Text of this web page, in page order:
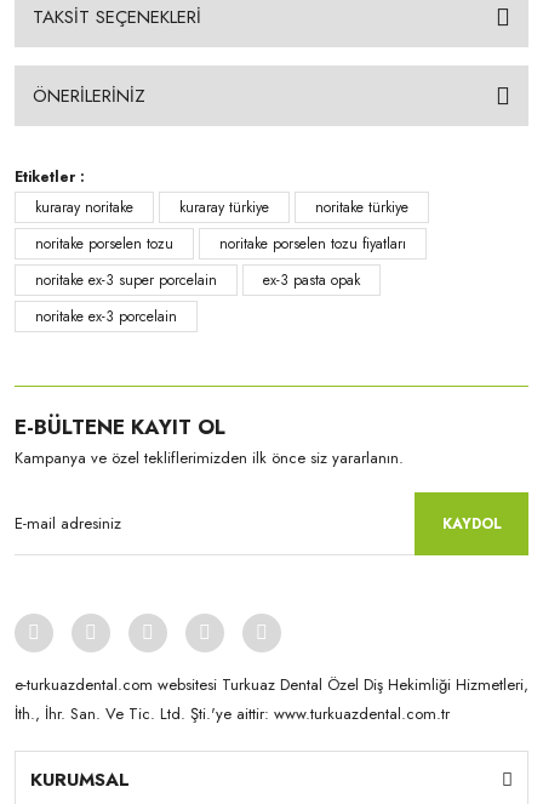
TAKSİT SEÇENEKLERİ
ÖNERİLERİNİZ
Etiketler :
kuraray noritake
kuraray türkiye
noritake türkiye
noritake porselen tozu
noritake porselen tozu fiyatları
noritake ex-3 super porcelain
ex-3 pasta opak
noritake ex-3 porcelain
E-BÜLTENE KAYIT OL
Kampanya ve özel tekliflerimizden ilk önce siz yararlanın.
KAYDOL
e-turkuazdental.com websitesi Turkuaz Dental Özel Diş Hekimliği Hizmetleri,
İth., İhr. San. Ve Tic. Ltd. Şti.'ye aittir: www.turkuazdental.com.tr
KURUMSAL